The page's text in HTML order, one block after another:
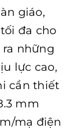
giáo,
đa cho
ra những
lực cao,
cần thiết
mm
mạ điện